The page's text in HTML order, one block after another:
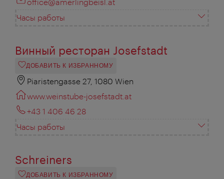
Часы работы
Винный ресторан Josefstadt
ДОБАВИТЬ К ИЗБРАННОМУ
Piaristengasse 27, 1080 Wien
www.weinstube-josefstadt.at
+43 1 406 46 28
Часы работы
Schreiners
ДОБАВИТЬ К ИЗБРАННОМУ